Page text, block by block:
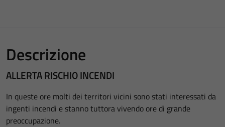
Descrizione
ALLERTA RISCHIO INCENDI
In queste ore molti dei territori vicini sono stati interessati da
ingenti incendi e stanno tuttora vivendo ore di grande
preoccupazione.